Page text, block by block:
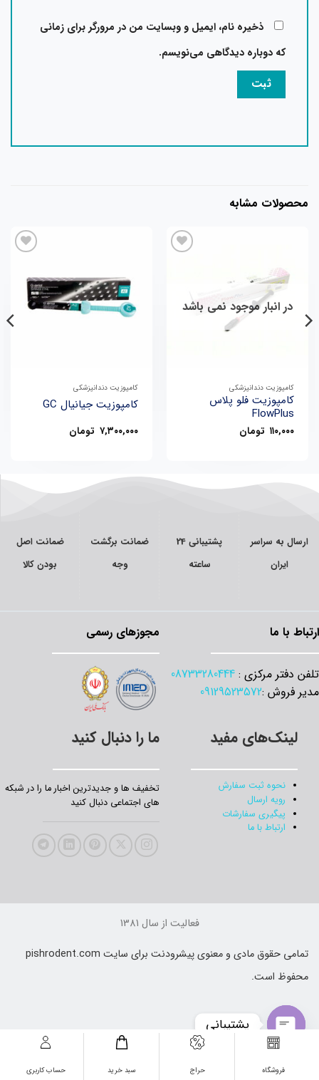
ذخیره نام، ایمیل و وبسایت من در مرورگر برای زمانی
که دوباره دیدگاهی می‌نویسم.
محصولات مشابه
در انبار موجود نمی باشد
کامپوزیت دندانپزشکی
کامپوزیت فلو پلاس
FlowPlus
۱۱۰,۰۰۰ تومان
کامپوزیت دندانپزشکی
کامپوزیت جیانیال GC
۷,۳۰۰,۰۰۰ تومان
ارسال به سراسر
ایران
پشتیبانی 24
ساعته
ضمانت برگشت
وجه
ضمانت اصل
بودن کالا
ارتباط با ما
تلفن دفتر مرکزی : 08733280444
مدیر فروش :09129523572
مجوزهای رسمی
لینک‌های مفید
نحوه ثبت سفارش
رویه ارسال
پیگیری سفارشات
ارتباط با ما
ما را دنبال کنید
تخفیف‌ ها و جدیدترین‌ اخبار ما را در شبکه
های اجتماعی دنبال کنید
فعالیت از سال 1381
تمامی حقوق مادی و معنوی پیشرودنت برای سایت pishrodent.com
محفوظ است.
فروشگاه حراج سبد خرید حساب کاربری
پشتیبانی